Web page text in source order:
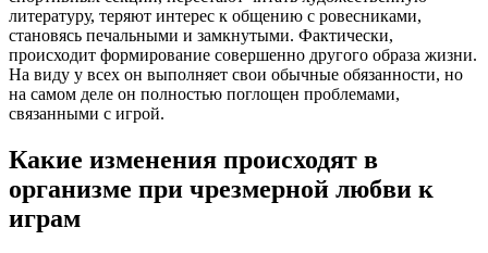
литературу, теряют интерес к общению с ровесниками,
становясь печальными и замкнутыми. Фактически,
происходит формирование совершенно другого образа жизни.
На виду у всех он выполняет свои обычные обязанности, но
на самом деле он полностью поглощен проблемами,
связанными с игрой.
Какие изменения происходят в
организме при чрезмерной любви к
играм